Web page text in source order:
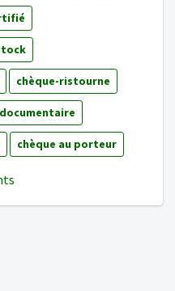
chèque-ristourne
chèque au porteur